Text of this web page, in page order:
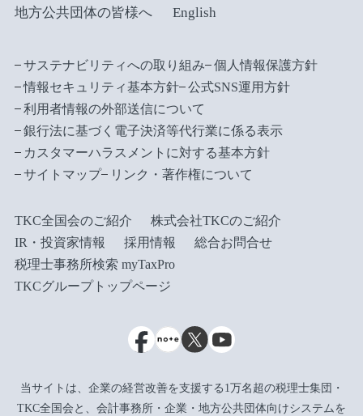
地方公共団体の皆様へ
English
サステナビリティへの取り組み
個人情報保護方針
情報セキュリティ基本方針
公式SNS運用方針
利用者情報の外部送信について
銀行法に基づく電子決済等代行業に係る表示
カスタマーハラスメントに対する基本方針
サイトマップ
リンク・著作権について
TKC全国会のご紹介
株式会社TKCのご紹介
IR・投資家情報
採用情報
総合お問合せ
税理士事務所検索 myTaxPro
TKCグループトップページ
当サイトは、企業の経営改善を支援する1万名超の税理士集団・
TKC全国会と、会計事務所・企業・地方公共団体向けシステムを